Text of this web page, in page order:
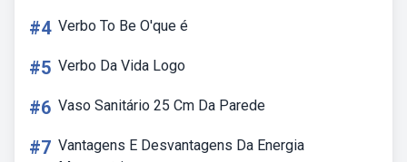
#4 Verbo To Be O'que é
#5 Verbo Da Vida Logo
#6 Vaso Sanitário 25 Cm Da Parede
#7 Vantagens E Desvantagens Da Energia